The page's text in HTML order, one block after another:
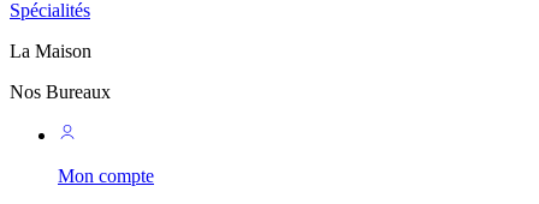
Spécialités
La Maison
Nos Bureaux
Mon compte